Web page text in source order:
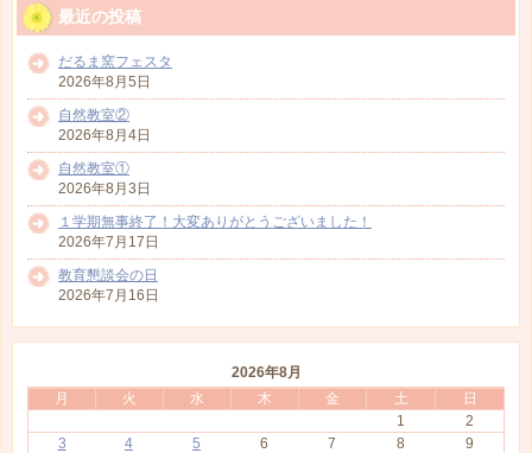
最近の投稿
だるま窯フェスタ
2026年8月5日
自然教室②
2026年8月4日
自然教室①
2026年8月3日
１学期無事終了！大変ありがとうございました！
2026年7月17日
教育懇談会の日
2026年7月16日
2026年8月
月
火 水 木 金 土
日
1
2
3
4 5 6 7 8
9